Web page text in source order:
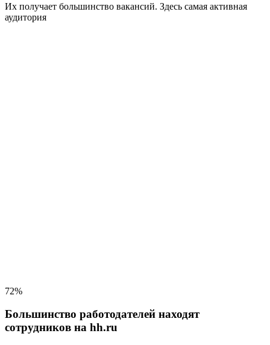
Их получает большинство вакансий. Здесь самая активная
аудитория
72%
Большинство работодателей находят
сотрудников на hh.ru